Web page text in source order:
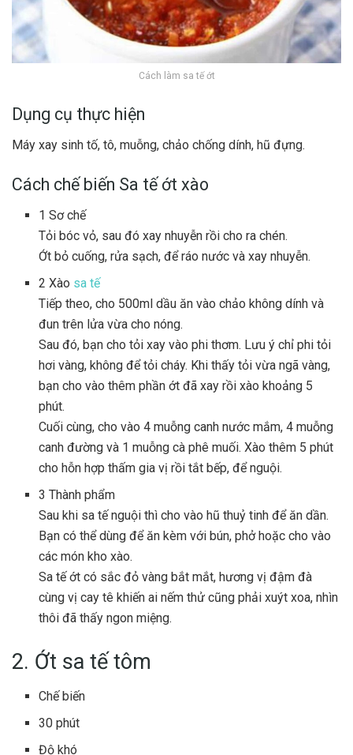
Cách làm sa tế ớt
Dụng cụ thực hiện
Máy xay sinh tố, tô, muỗng, chảo chống dính, hũ đựng.
Cách chế biến Sa tế ớt xào
1Sơ chế
Tỏi bóc vỏ, sau đó xay nhuyễn rồi cho ra chén.
Ớt bỏ cuống, rửa sạch, để ráo nước và xay nhuyễn.
2Xào sa tế
Tiếp theo, cho 500ml dầu ăn vào chảo không dính và
đun trên lửa vừa cho nóng.
Sau đó, bạn cho tỏi xay vào phi thơm. Lưu ý chỉ phi tỏi
hơi vàng, không để tỏi cháy. Khi thấy tỏi vừa ngã vàng,
bạn cho vào thêm phần ớt đã xay rồi xào khoảng 5
phút.
Cuối cùng, cho vào 4 muỗng canh nước mắm, 4 muỗng
canh đường và 1 muỗng cà phê muối. Xào thêm 5 phút
cho hỗn hợp thấm gia vị rồi tắt bếp, để nguội.
3Thành phẩm
Sau khi sa tế nguội thì cho vào hũ thuỷ tinh để ăn dần.
Bạn có thể dùng để ăn kèm với bún, phở hoặc cho vào
các món kho xào.
Sa tế ớt có sắc đỏ vàng bắt mắt, hương vị đậm đà
cùng vị cay tê khiến ai nếm thử cũng phải xuýt xoa, nhìn
thôi đã thấy ngon miệng.
2. Ớt sa tế tôm
Chế biến
30 phút
Độ khó